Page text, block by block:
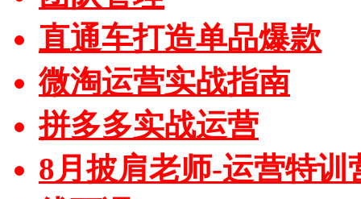
直通车打造单品爆款
微淘运营实战指南
拼多多实战运营
8月披肩老师-运营特训